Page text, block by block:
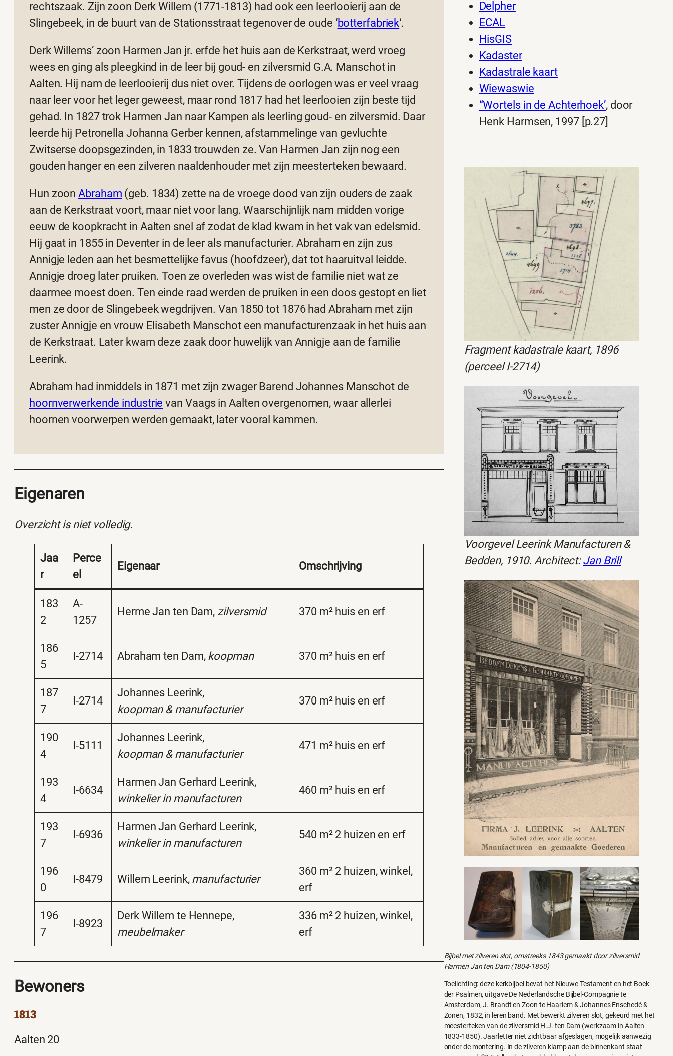
rechtszaak. Zijn zoon Derk Willem (1771-1813) had ook een leerlooierij aan de
Slingebeek, in de buurt van de Stationsstraat tegenover de oude ‘botterfabriek‘.
Derk Willems’ zoon Harmen Jan jr. erfde het huis aan de Kerkstraat, werd vroeg
wees en ging als pleegkind in de leer bij goud- en zilversmid G.A. Manschot in
Aalten. Hij nam de leerlooierij dus niet over. Tijdens de oorlogen was er veel vraag
naar leer voor het leger geweest, maar rond 1817 had het leerlooien zijn beste tijd
gehad. In 1827 trok Harmen Jan naar Kampen als leerling goud- en zilversmid. Daar
leerde hij Petronella Johanna Gerber kennen, afstammelinge van gevluchte
Zwitserse doopsgezinden, in 1833 trouwden ze. Van Harmen Jan zijn nog een
gouden hanger en een zilveren naaldenhouder met zijn meesterteken bewaard.
Hun zoonAbraham (geb. 1834) zette na de vroege dood van zijn ouders de zaak
aan de Kerkstraat voort, maar niet voor lang. Waarschijnlijk nam midden vorige
eeuw de koopkracht in Aalten snel af zodat de klad kwam in het vak van edelsmid.
Hij gaat in 1855 in Deventer in de leer als manufacturier. Abraham en zijn zus
Annigje leden aan het besmettelijke favus (hoofdzeer), dat tot haaruitval leidde.
Annigje droeg later pruiken. Toen ze overleden was wist de familie niet wat ze
daarmee moest doen. Ten einde raad werden de pruiken in een doos gestopt en liet
men ze door de Slingebeek wegdrijven. Van 1850 tot 1876 had Abraham met zijn
zuster Annigje en vrouw Elisabeth Manschot een manufacturenzaak in het huis aan
de Kerkstraat. Later kwam deze zaak door huwelijk van Annigje aan de familie
Leerink.
Abraham had inmiddels in 1871 met zijn zwager Barend Johannes Manschot de
hoornverwerkende industrie van Vaags in Aalten overgenomen, waar allerlei
hoornen voorwerpen werden gemaakt, later vooral kammen.
Eigenaren
Overzicht is niet volledig.
Jaa
r
Perce
el
Eigenaar Omschrijving
183
2
A-
1257
Herme Jan ten Dam, zilversmid 370 m² huis en erf
186
5
I-2714 Abraham ten Dam, koopman 370 m² huis en erf
187
7
I-2714
Johannes Leerink,
koopman & manufacturier
370 m² huis en erf
190
4
I-5111
Johannes Leerink,
koopman & manufacturier
471 m² huis en erf
193
4
I-6634
Harmen Jan Gerhard Leerink,
winkelier in manufacturen
460 m² huis en erf
193
7
I-6936
Harmen Jan Gerhard Leerink,
winkelier in manufacturen
540 m² 2 huizen en erf
196
0
I-8479 Willem Leerink, manufacturier
360 m² 2 huizen, winkel,
erf
196
7
I-8923
Derk Willem te Hennepe,
meubelmaker
336 m² 2 huizen, winkel,
erf
Bewoners
1813
Aalten 20
Delpher
ECAL
HisGIS
Kadaster
Kadastrale kaart
Wiewaswie
“Wortels in de Achterhoek’, door
Henk Harmsen, 1997 [p.27]
Fragment kadastrale kaart, 1896
(perceel I-2714)
Voorgevel Leerink Manufacturen &
Bedden, 1910. Architect:Jan Brill
Bijbel met zilveren slot, omstreeks 1843 gemaakt door zilversmid
Harmen Jan ten Dam (1804-1850)
Toelichting: deze kerkbijbel bevat het Nieuwe Testament en het Boek
der Psalmen, uitgave De Nederlandsche Bijbel-Compagnie te
Amsterdam, J. Brandt en Zoon te Haarlem & Johannes Enschedé &
Zonen, 1832, in leren band. Met bewerkt zilveren slot, gekeurd met het
meesterteken van de zilversmid H.J. ten Dam (werkzaam in Aalten
1833-1850). Jaarletter niet zichtbaar afgeslagen, mogelijk aanwezig
onder de montering. In de zilveren klamp aan de binnenkant staat